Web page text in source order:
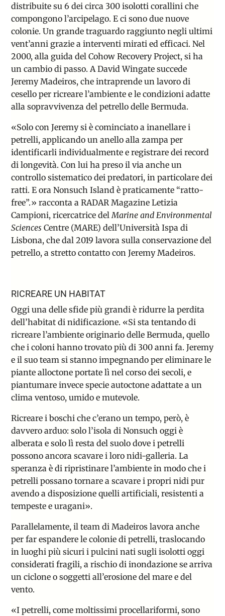
distribuite su 6 dei circa 300 isolotti corallini che
compongono l’arcipelago. E ci sono due nuove
colonie. Un grande traguardo raggiunto negli ultimi
vent’anni grazie a interventi mirati ed efficaci. Nel
2000, alla guida delCohow Recovery Project, si ha
un cambio di passo. A David Wingate succede
Jeremy Madeiros, che intraprende un lavoro di
cesello per ricreare l’ambiente e le condizioni adatte
alla sopravvivenza del petrello delle Bermuda.
«Solo con Jeremy si è cominciato a inanellare i
petrelli, applicando un anello alla zampa per
identificarli individualmente e registrare dei record
di longevità. Con lui ha preso il via anche un
controllo sistematico dei predatori, in particolare dei
ratti. E ora Nonsuch Island è praticamente “ratto-
free”.» racconta a RADAR MagazineLetizia
Campioni, ricercatrice delMarine and Environmental
SciencesCentre (MARE) dell’Università Ispa di
Lisbona, che dal 2019 lavora sullaconservazione del
petrello, a stretto contatto con Jeremy Madeiros.
RICREARE UN HABITAT
Oggi una delle sfide più grandi è ridurre la perdita
dell’habitat di nidificazione. «Si sta tentando di
ricreare l’ambiente originario delle Bermuda, quello
che i coloni hanno trovato più di 300 anni fa. Jeremy
e il suo team si stanno impegnando per eliminare le
piante alloctone portate lì nel corso dei secoli, e
piantumare invece specie autoctone adattate a un
clima ventoso, umido e mutevole.
Ricreare i boschi che c’erano un tempo, però, è
davvero arduo: solo l’isola di Nonsuch oggi è
alberata e solo lì resta del suolo dove i petrelli
possono ancora scavare i loro nidi-galleria. La
speranza è di ripristinare l’ambiente in modo che i
petrelli possano tornare a scavare i propri nidi pur
avendo a disposizione quelli artificiali, resistenti a
tempeste e uragani».
Parallelamente, il team di Madeiros lavora anche
per far espandere le colonie di petrelli, traslocando
in luoghi più sicuri i pulcini nati sugli isolotti oggi
considerati fragili, a rischio di inondazione se arriva
un ciclone o soggetti all’erosione del mare e del
vento.
«I petrelli, come moltissimi procellariformi, sono